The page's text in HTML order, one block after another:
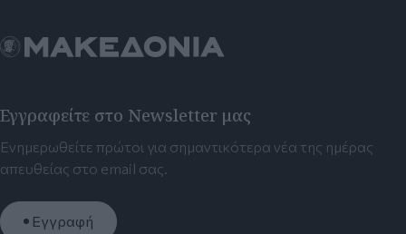
Εγγραφείτε στο Newsletter μας
Ενημερωθείτε πρώτοι για σημαντικότερα νέα της ημέρας
απευθείας στο email σας.
Εγγραφή